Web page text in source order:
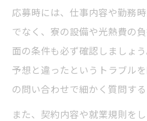
応募時には、仕事内容や勤務
でなく、寮の設備や光熱費の
面の条件も必ず確認しましょ
予想と違ったというトラブル
の問い合わせで細かく質問する
また、契約内容や就業規則を